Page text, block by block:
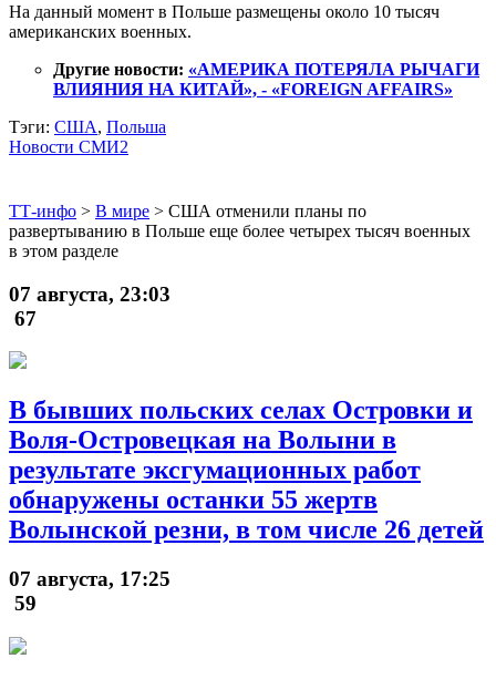
На данный момент в Польше размещены около 10 тысяч
американских военных.
Другие новости: «АМЕРИКА ПОТЕРЯЛА РЫЧАГИ
ВЛИЯНИЯ НА КИТАЙ», - «FOREIGN AFFAIRS»
Тэги: США, Польша
Новости СМИ2
ТТ-инфо > В мире > США отменили планы по
развертыванию в Польше еще более четырех тысяч военных
в этом разделе
07 августа, 23:03
67
В бывших польских селах Островки и
Воля-Островецкая на Волыни в
результате эксгумационных работ
обнаружены останки 55 жертв
Волынской резни, в том числе 26 детей
07 августа, 17:25
59